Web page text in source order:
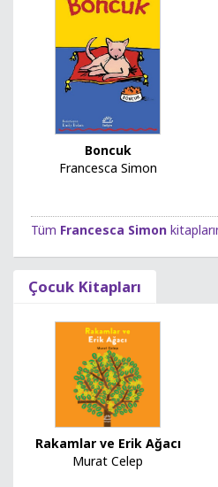
Boncuk
Francesca Simon
Tüm Francesca Simon
Çocuk Kitapları
Rakamlar ve Erik Ağacı
Murat Celep